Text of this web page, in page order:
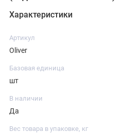
Характеристики
Артикул
Oliver
Базовая единица
шт
В наличии
Да
Вес товара в упаковке, кг